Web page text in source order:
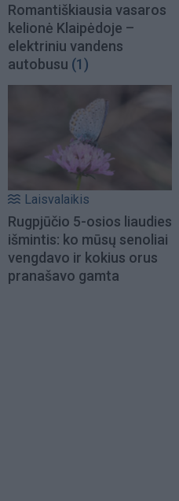
Romantiškiausia vasaros
kelionė Klaipėdoje –
elektriniu vandens
autobusu (1)
Laisvalaikis
Rugpjūčio 5-osios liaudies
išmintis: ko mūsų senoliai
vengdavo ir kokius orus
pranašavo gamta